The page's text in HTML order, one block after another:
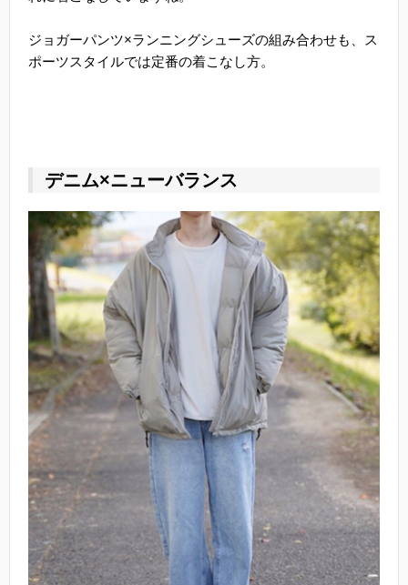
ジョガーパンツ×ランニングシューズの組み合わせも、ス
ポーツスタイルでは定番の着こなし方。
デニム×ニューバランス